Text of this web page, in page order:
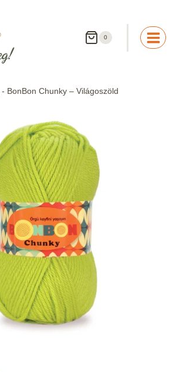
0
- BonBon Chunky – Világoszöld